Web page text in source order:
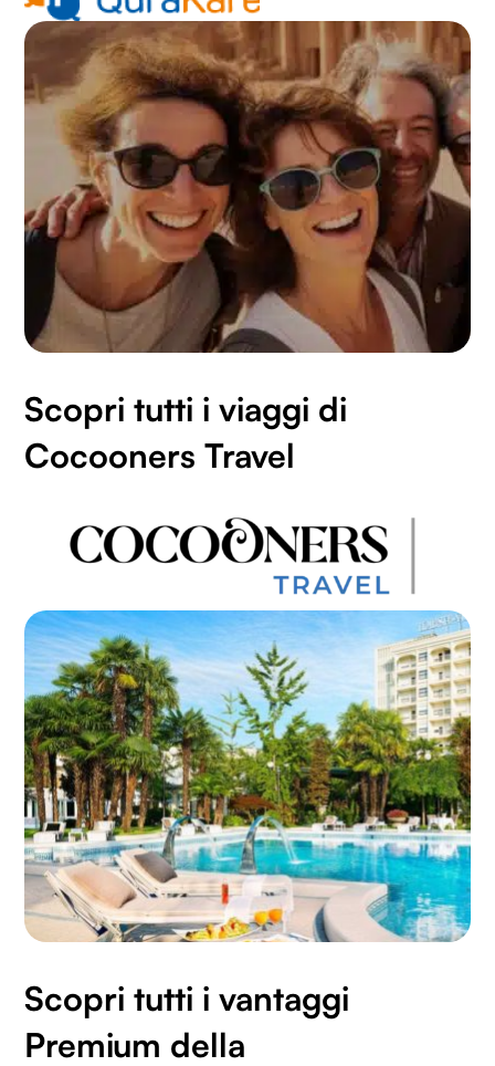
raccolto dal tuo utilizzo dei loro servizi.
Scopri tutti i viaggi di
Cocooners Travel
Scopri tutti i vantaggi
Premium della